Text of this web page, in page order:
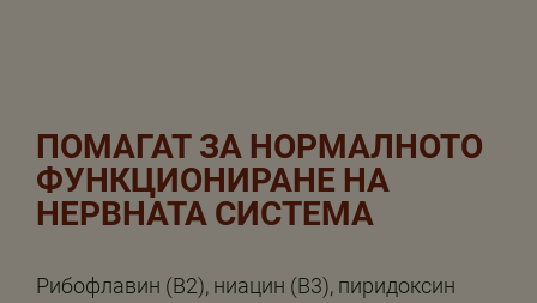
ПОМАГАТ ЗА НОРМАЛНОТО
ФУНКЦИОНИРАНЕ НА
НЕРВНАТА СИСТЕМА
Рибофлавин (B2), ниацин (B3), пиридоксин